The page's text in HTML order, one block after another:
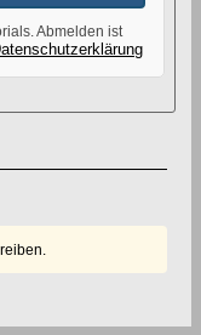
Abmelden ist